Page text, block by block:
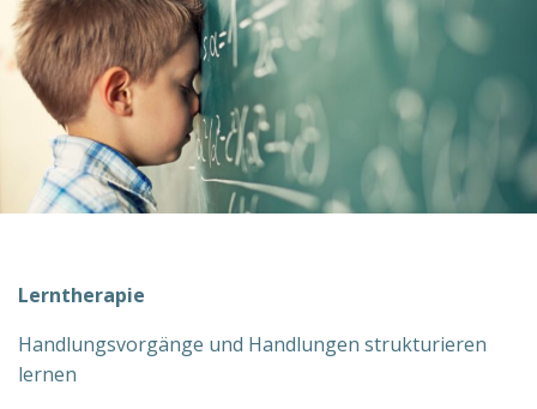
Lerntherapie
Handlungsvorgänge und Handlungen strukturieren
lernen